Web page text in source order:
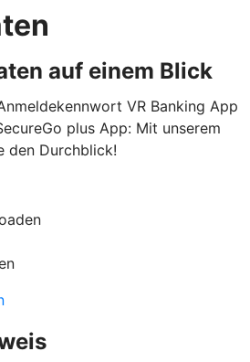
auf einem Blick
VR Banking App
plus App: Mit unserem
den Durchblick!